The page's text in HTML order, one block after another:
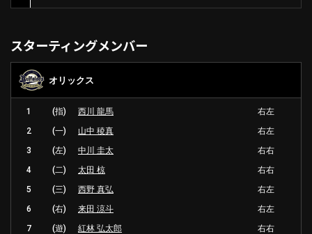
スターティングメンバー
オリックス
1 (指) 西川 龍馬
右左
2
(一) 山中 稜真
右左
3
(左) 中川 圭太
右右
4
(二) 太田 椋
右右
5
(三) 西野 真弘
右左
6
(右) 来田 涼斗
右左
7
(遊) 紅林 弘太郎
右右